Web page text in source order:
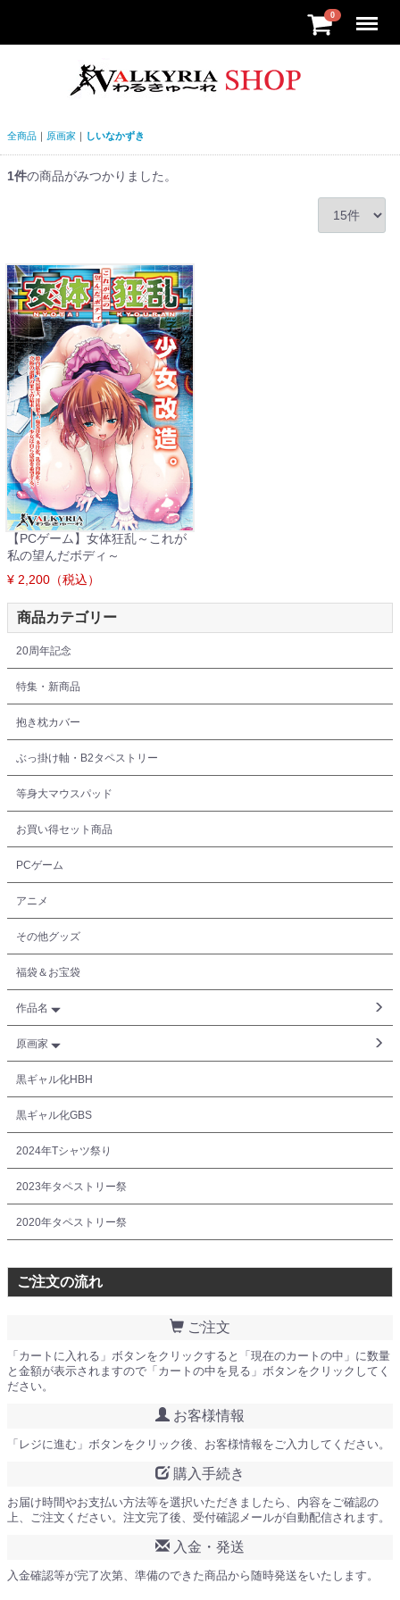
0
全商品 原画家 しいなかずき
1件の商品がみつかりました。
【PCゲーム】女体狂乱～これが
私の望んだボディ～
¥ 2,200（税込）
商品カテゴリー
20周年記念
特集・新商品
抱き枕カバー
ぶっ掛け軸・B2タペストリー
等身大マウスパッド
お買い得セット商品
PCゲーム
アニメ
その他グッズ
福袋＆お宝袋
作品名
原画家
黒ギャル化HBH
黒ギャル化GBS
2024年Tシャツ祭り
2023年タペストリー祭
2020年タペストリー祭
ご注文の流れ
ご注文
「カートに入れる」ボタンをクリックすると「現在のカートの中」に数量
と金額が表示されますので「カートの中を見る」ボタンをクリックしてく
ださい。
お客様情報
「レジに進む」ボタンをクリック後、お客様情報をご入力してください。
購入手続き
お届け時間やお支払い方法等を選択いただきましたら、内容をご確認の
上、ご注文ください。注文完了後、受付確認メールが自動配信されます。
入金・発送
入金確認等が完了次第、準備のできた商品から随時発送をいたします。